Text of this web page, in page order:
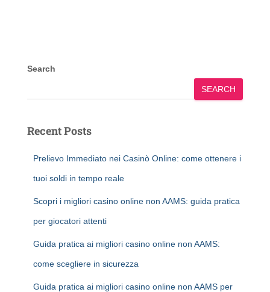
Search
SEARCH
Recent Posts
Prelievo Immediato nei Casinò Online: come ottenere i
tuoi soldi in tempo reale
Scopri i migliori casino online non AAMS: guida pratica
per giocatori attenti
Guida pratica ai migliori casino online non AAMS:
come scegliere in sicurezza
Guida pratica ai migliori casino online non AAMS per